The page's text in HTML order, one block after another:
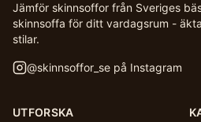
Jämför skinnsoffor från Sveriges
skinnsoffa för ditt vardagsrum -
stilar.
@skinnsoffor_se på Instagram
UTFORSKA